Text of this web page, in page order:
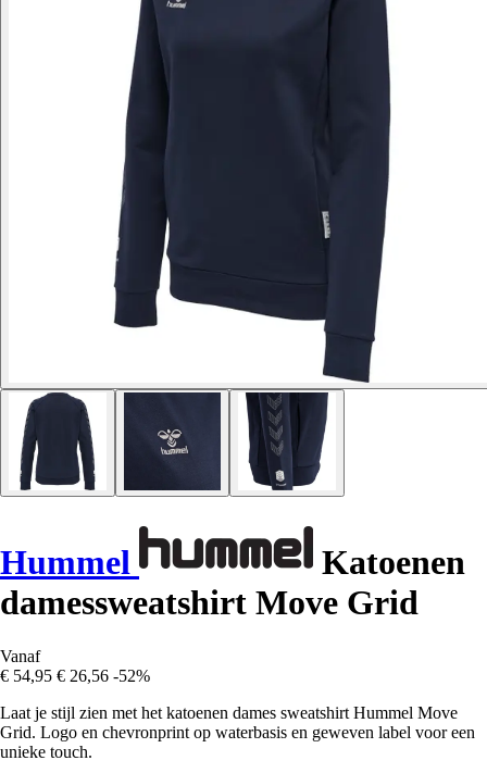
Hummel
Katoenen
damessweatshirt Move Grid
Vanaf
€ 54,95 € 26,56 -52%
Laat je stijl zien met het katoenen dames sweatshirt Hummel Move
Grid. Logo en chevronprint op waterbasis en geweven label voor een
unieke touch.